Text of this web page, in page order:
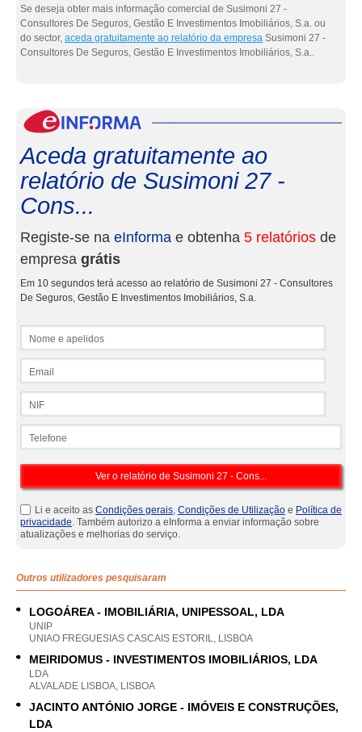
Se deseja obter mais informação comercial de Susimoni 27 -
Consultores De Seguros, Gestão E Investimentos Imobiliários, S.a. ou
do sector, aceda gratuitamente ao relatório da empresa Susimoni 27 -
Consultores De Seguros, Gestão E Investimentos Imobiliários, S.a..
Aceda gratuitamente ao
relatório de Susimoni 27 -
Cons...
Registe-se na eInforma e obtenha 5 relatórios de
empresa grátis
Em 10 segundos terá acesso ao relatório de Susimoni 27 - Consultores
De Seguros, Gestão E Investimentos Imobiliários, S.a.
Li e aceito as Condições gerais, Condições de Utilização e Política de
privacidade. Também autorizo a eInforma a enviar informação sobre
atualizações e melhorias do serviço.
Outros utilizadores pesquisaram
LOGOÁREA - IMOBILIÁRIA, UNIPESSOAL, LDA
UNIP
UNIAO FREGUESIAS CASCAIS ESTORIL, LISBOA
MEIRIDOMUS - INVESTIMENTOS IMOBILIÁRIOS, LDA
LDA
ALVALADE LISBOA, LISBOA
JACINTO ANTÓNIO JORGE - IMÓVEIS E CONSTRUÇÕES,
LDA